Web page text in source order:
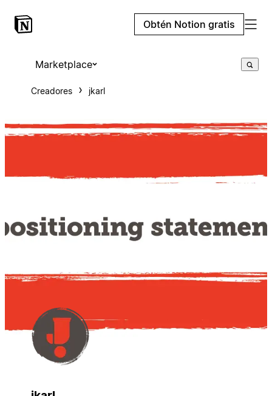
Obtén Notion gratis
Marketplace
Creadores jkarl